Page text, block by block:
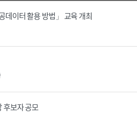
데이터 활용 방법」 교육 개최
후보자 공모